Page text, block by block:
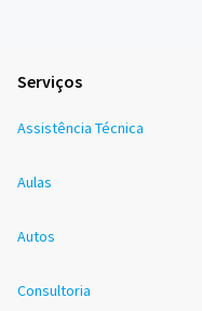
Serviços
Assistência Técnica
Aulas
Autos
Consultoria